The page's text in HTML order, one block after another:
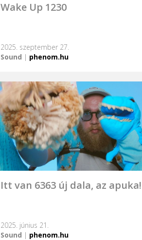
Wake Up 1230
2025. szeptember 27.
Sound | phenom.hu
Itt van 6363 új dala, az apuka!
2025. június 21.
Sound | phenom.hu